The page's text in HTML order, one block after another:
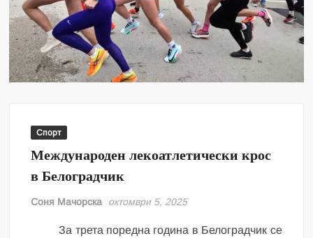
Спорт
Международен лекоатлетически крос
в Белоградчик
Соня Мачорска октомври 5, 2025
За трета поредна година в Белоградчик се